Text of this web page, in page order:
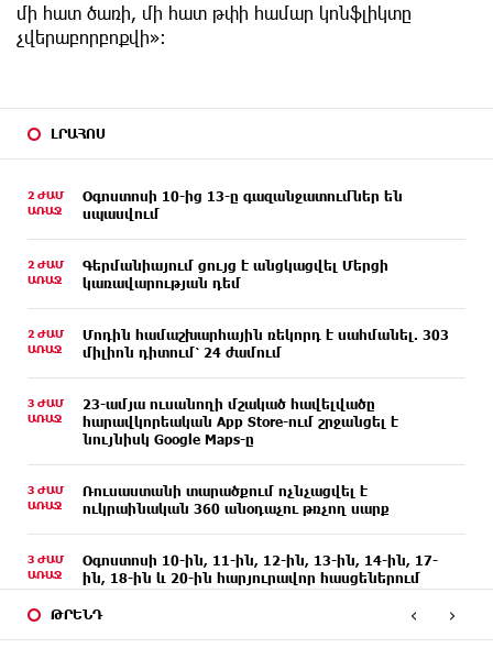
ԼՐԱՀՈՍ
2 ԺԱՄ
ԱՌԱՋ
Օգոստոսի 10-ից 13-ը գազանջատումներ են
սպասվում
2 ԺԱՄ
ԱՌԱՋ
Գերմանիայում ցույց է անցկացվել Մերցի
կառավարության դեմ
2 ԺԱՄ
ԱՌԱՋ
Մոդին համաշխարհային ռեկորդ է սահմանել. 303
միլիոն դիտում՝ 24 ժամում
3 ԺԱՄ
ԱՌԱՋ
23-ամյա ուսանողի մշակած հավելվածը
հարավկորեական App Store-ում շրջանցել է
նույնիսկ Google Maps-ը
3 ԺԱՄ
ԱՌԱՋ
Ռուսաստանի տարածքում ոչնչացվել է
ուկրաինական 360 անօդաչու թռչող սարք
3 ԺԱՄ
ԱՌԱՋ
Օգոստոսի 10-ին, 11-ին, 12-ին, 13-ին, 14-ին, 17-
ին, 18-ին և 20-ին հարյուրավոր հասցեներում
լույս չի լինելու
մի հատ ծառի, մի հատ թփի համար կոնֆլիկտը
չվերաբորբոքվի»:
ԹՐԵՆԴ ‹ ›